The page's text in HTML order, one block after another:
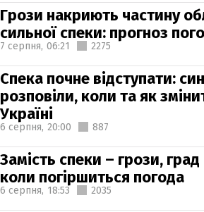
Грози накриють частину
сильної спеки: прогноз
7 серпня, 06:21 2275
Спека почне відступати:
розповіли, коли та як
Україні
6 серпня, 20:00 887
Замість спеки – грози, град
коли погіршиться погода
6 серпня, 18:53 2035